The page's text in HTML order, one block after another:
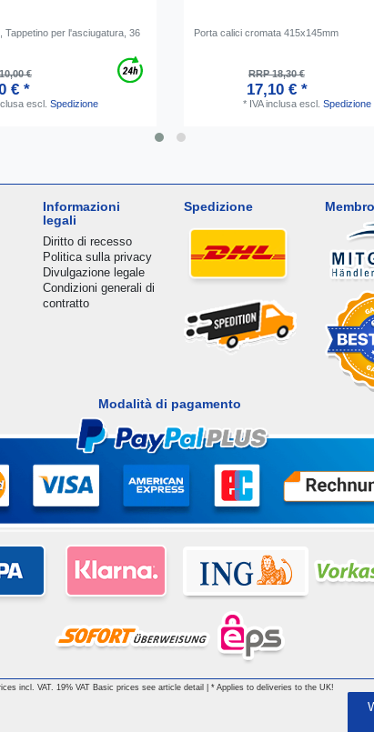
Tappetino per l'asciugatura, 36
€
€ *
escl. Spedizione
Porta calici cromata 415x145mm
RRP 18,30 €
17,10 € *
* IVA inclusaescl. Spedizione
Informazioni
legali
Diritto di recesso
Politica sulla privacy
Divulgazione legale
Condizioni generali di
contratto
Spedizione
Modalità di pagamento
incl. VAT. 19% VAT Basic prices see article detail | * Applies to deliveries to the UK!